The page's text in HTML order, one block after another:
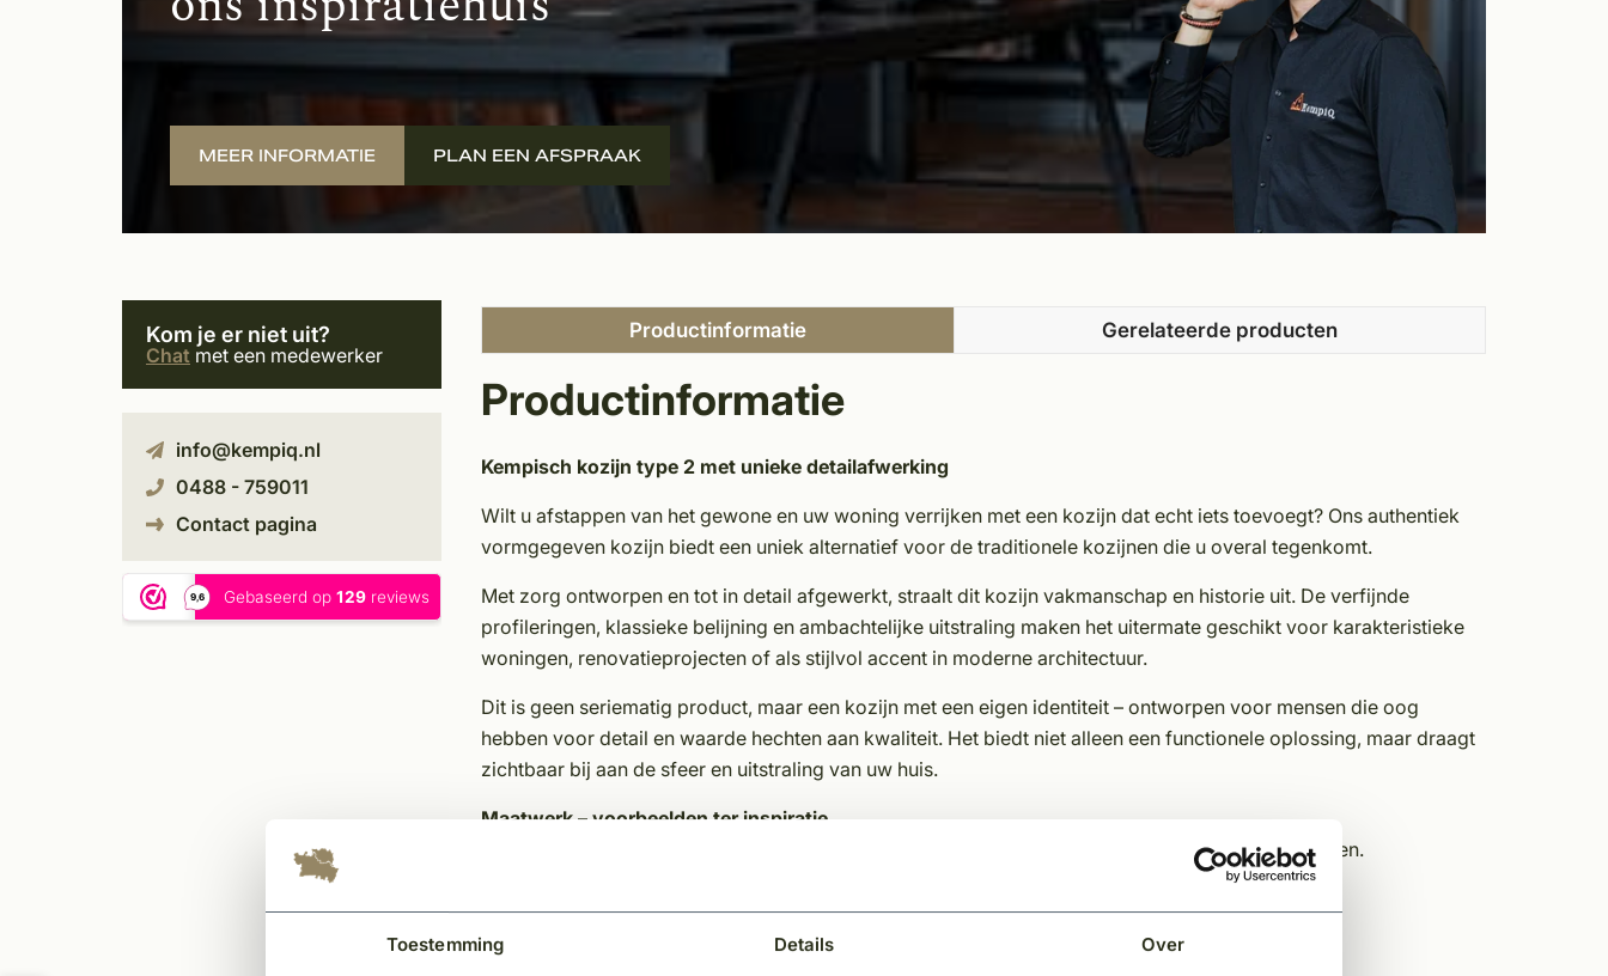
Toestemming Details Over
MEER INFORMATIE PLAN EEN AFSPRAAK
Productinformatie Gerelateerde producten
Kom je er niet uit?
Chat met een medewerker
info@kempiq.nl
0488 - 759011
Contact pagina
Productinformatie
Kempisch kozijn type 2 met unieke detailafwerking
Wilt u afstappen van het gewone en uw woning verrijken met een kozijn dat echt iets toevoegt? Ons authentiek
vormgegeven kozijn biedt een uniek alternatief voor de traditionele kozijnen die u overal tegenkomt.
Met zorg ontworpen en tot in detail afgewerkt, straalt dit kozijn vakmanschap en historie uit. De verfijnde
profileringen, klassieke belijning en ambachtelijke uitstraling maken het uitermate geschikt voor karakteristieke
woningen, renovatieprojecten of als stijlvol accent in moderne architectuur.
Dit is geen seriematig product, maar een kozijn met een eigen identiteit – ontworpen voor mensen die oog
hebben voor detail en waarde hechten aan kwaliteit. Het biedt niet alleen een functionele oplossing, maar draagt
zichtbaar bij aan de sfeer en uitstraling van uw huis.
Maatwerk – voorbeelden ter inspiratie
Elke variant en maat is mogelijk: wij maken elk kozijn volledig op maat, precies volgens uw wensen.
100% computergestuurd nauwkeurige maatvoering